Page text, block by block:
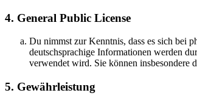
4. General Public License
Du nimmst zur Kenntnis, dass es sich bei
deutschsprachige Informationen werden
verwendet wird. Sie können insbesondere
5. Gewährleistung